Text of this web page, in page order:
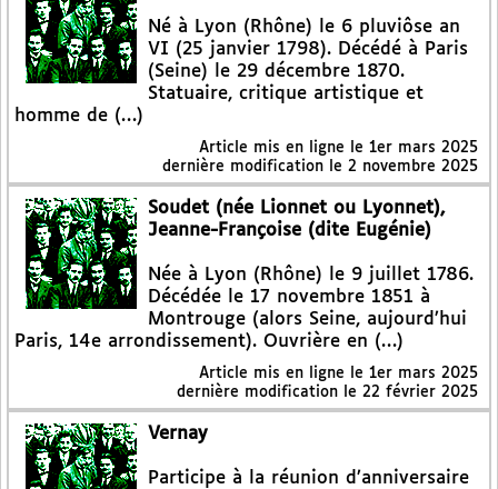
Né à Lyon (Rhône) le 6 pluviôse an
VI (25 janvier 1798). Décédé à Paris
(Seine) le 29 décembre 1870.
Statuaire, critique artistique et
homme de (…)
Article mis en ligne le 1er mars 2025
dernière modification le 2 novembre 2025
Soudet (née Lionnet ou Lyonnet),
Jeanne-Françoise (dite Eugénie)
Née à Lyon (Rhône) le 9 juillet 1786.
Décédée le 17 novembre 1851 à
Montrouge (alors Seine, aujourd’hui
Paris, 14e arrondissement). Ouvrière en (…)
Article mis en ligne le 1er mars 2025
dernière modification le 22 février 2025
Vernay
Participe à la réunion d’anniversaire